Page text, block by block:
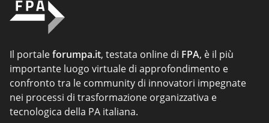
Il portaleforumpa.it, testata online di FPA, è il più
importante luogo virtuale di approfondimento e
confronto tra le community di innovatori impegnate
nei processi di trasformazione organizzativa e
tecnologica della PA italiana.